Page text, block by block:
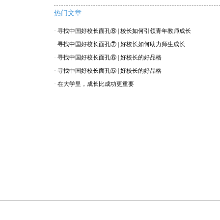
热门文章
· 寻找中国好校长面孔⑧ | 校长如何引领青年教师成长
· 寻找中国好校长面孔⑦ | 好校长如何助力师生成长
· 寻找中国好校长面孔⑥ | 好校长的好品格
· 寻找中国好校长面孔⑤ | 好校长的好品格
· 在大学里，成长比成功更重要